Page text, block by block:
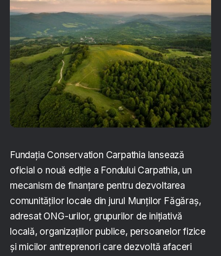
Fundația Conservation Carpathia lansează
oficial o nouă ediție a Fondului Carpathia, un
mecanism de finanțare pentru dezvoltarea
comunităților locale din jurul Munților Făgăraș,
adresat ONG-urilor, grupurilor de inițiativă
locală, organizațiilor publice, persoanelor fizice
și micilor antreprenori care dezvoltă afaceri